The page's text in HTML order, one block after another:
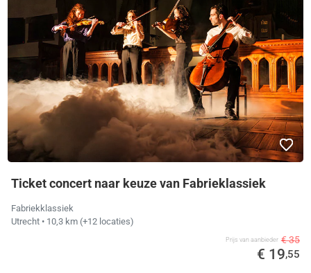
Ticket concert naar keuze van Fabrieklassiek
Fabriekklassiek
Utrecht • 10,3 km (+12 locaties)
Prijs van aanbieder € 35
€ 19,55